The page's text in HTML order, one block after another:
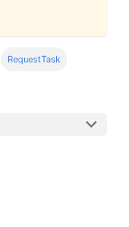
RequestTask